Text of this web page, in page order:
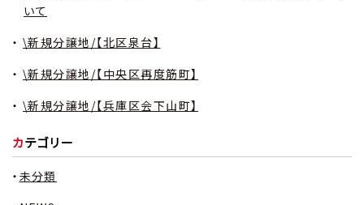
いて
\新規分譲地/【北区泉台】
\新規分譲地/【中央区再度筋町】
\新規分譲地/【兵庫区会下山町】
カテゴリー
未分類